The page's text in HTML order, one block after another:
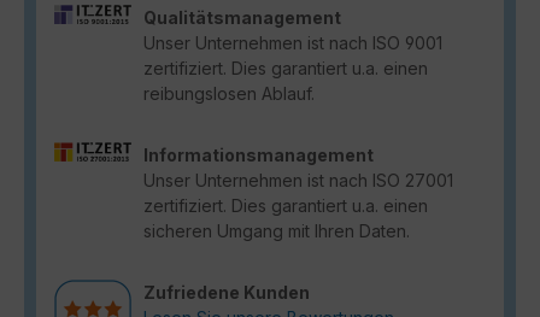
Qualitätsmanagement
Unser Unternehmen ist nach ISO 9001
zertifiziert. Dies garantiert u.a. einen
reibungslosen Ablauf.
Informationsmanagement
Unser Unternehmen ist nach ISO 27001
zertifiziert. Dies garantiert u.a. einen
sicheren Umgang mit Ihren Daten.
Zufriedene Kunden